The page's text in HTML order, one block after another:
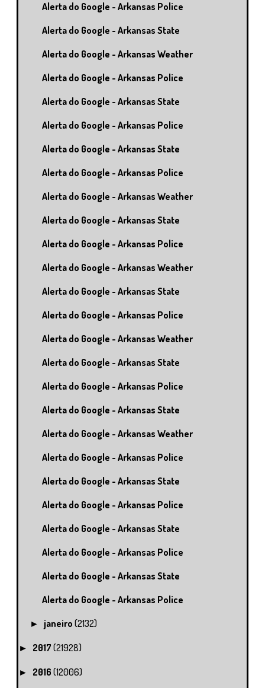
Alerta do Google - Arkansas Police
Alerta do Google - Arkansas State
Alerta do Google - Arkansas Weather
Alerta do Google - Arkansas Police
Alerta do Google - Arkansas State
Alerta do Google - Arkansas Police
Alerta do Google - Arkansas State
Alerta do Google - Arkansas Police
Alerta do Google - Arkansas Weather
Alerta do Google - Arkansas State
Alerta do Google - Arkansas Police
Alerta do Google - Arkansas Weather
Alerta do Google - Arkansas State
Alerta do Google - Arkansas Police
Alerta do Google - Arkansas Weather
Alerta do Google - Arkansas State
Alerta do Google - Arkansas Police
Alerta do Google - Arkansas State
Alerta do Google - Arkansas Weather
Alerta do Google - Arkansas Police
Alerta do Google - Arkansas State
Alerta do Google - Arkansas Police
Alerta do Google - Arkansas State
Alerta do Google - Arkansas Police
Alerta do Google - Arkansas State
Alerta do Google - Arkansas Police
► janeiro(2132)
► 2017 (21928)
► 2016 (12006)